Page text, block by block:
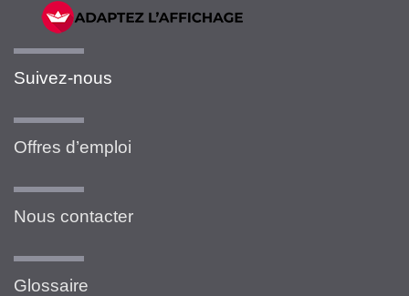
Suivez-nous
Offres d’emploi
Nous contacter
Glossaire